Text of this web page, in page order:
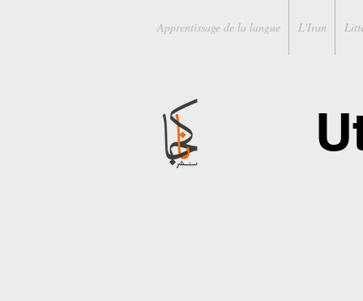
Apprentissage de la langue L'Iran